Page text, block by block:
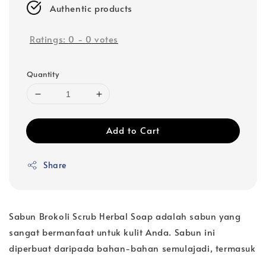
Authentic products
Ratings: 0 - 0 votes
Quantity
Add to Cart
Share
Sabun Brokoli Scrub Herbal Soap adalah sabun yang
sangat bermanfaat untuk kulit Anda. Sabun ini
diperbuat daripada bahan-bahan semulajadi, termasuk